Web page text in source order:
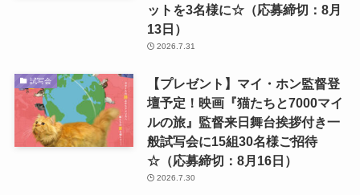
ットを3名様に☆（応募締切：8月
13日）
2026.7.31
試写会
【プレゼント】マイ・ホン監督登
壇予定！映画『猫たちと7000マイ
ルの旅』監督来日舞台挨拶付き一
般試写会に15組30名様ご招待
☆（応募締切：8月16日）
2026.7.30